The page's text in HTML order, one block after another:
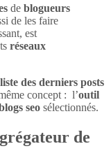
de blogueurs
de les faire
est
réseaux
liste des derniers posts
concept : l’outil
seo sélectionnés.
de